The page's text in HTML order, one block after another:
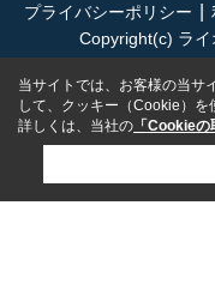
プライバシーポリシー
Copyright(c) ライ
当サイトでは、お客様の当サ
して、クッキー（Cookie）を
詳しくは、当社の 「Cookieの